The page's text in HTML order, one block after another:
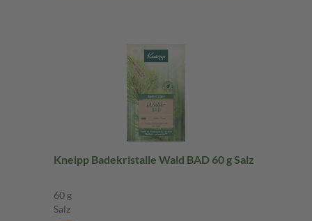
Kneipp Badekristalle Wald BAD 60 g Salz
60 g
Salz